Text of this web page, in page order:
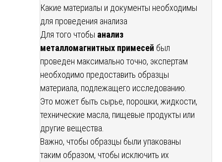
Какие материалы и документы необходимы
для проведения анализа
Для того чтобы анализ
металломагнитных примесей был
проведен максимально точно, экспертам
необходимо предоставить образцы
материала, подлежащего исследованию.
Это может быть сырье, порошки, жидкости,
технические масла, пищевые продукты или
другие вещества.
Важно, чтобы образцы были упакованы
таким образом, чтобы исключить их